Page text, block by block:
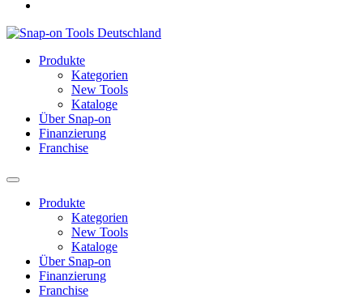
Produkte
Kategorien
New Tools
Kataloge
Über Snap-on
Finanzierung
Franchise
Produkte
Kategorien
New Tools
Kataloge
Über Snap-on
Finanzierung
Franchise